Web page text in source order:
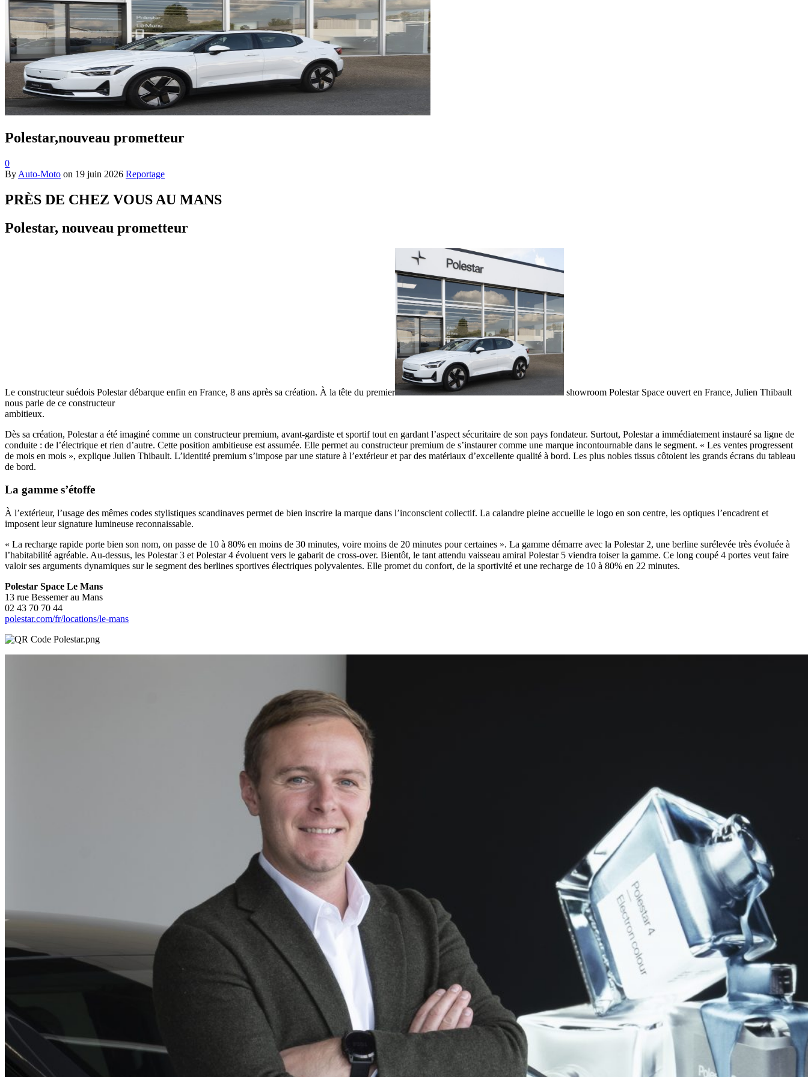
Polestar,nouveau prometteur
0
By Auto-Moto on 19 juin 2026 Reportage
PRÈS DE CHEZ VOUS AU MANS
Polestar, nouveau prometteur
Le constructeur suédois Polestar débarque enfin en France, 8 ans après sa création. À la tête du premier
showroom Polestar Space ouvert en France, Julien Thibault
nous parle de ce constructeur
ambitieux.
Dès sa création, Polestar a été imaginé comme un constructeur premium, avant-gardiste et sportif tout en gardant l’aspect sécuritaire de son pays fondateur. Surtout, Polestar a immédiatement instauré sa ligne de
conduite : de l’électrique et rien d’autre. Cette position ambitieuse est assumée. Elle permet au constructeur premium de s’instaurer comme une marque incontournable dans le segment. « Les ventes progressent
de mois en mois », explique Julien Thibault. L’identité premium s’impose par une stature à l’extérieur et par des matériaux d’excellente qualité à bord. Les plus nobles tissus côtoient les grands écrans du tableau
de bord.
La gamme s’étoffe
À l’extérieur, l’usage des mêmes codes stylistiques scandinaves permet de bien inscrire la marque dans l’inconscient collectif. La calandre pleine accueille le logo en son centre, les optiques l’encadrent et
imposent leur signature lumineuse reconnaissable.
« La recharge rapide porte bien son nom, on passe de 10 à 80% en moins de 30 minutes, voire moins de 20 minutes pour certaines ». La gamme démarre avec la Polestar 2, une berline surélevée très évoluée à
l’habitabilité agréable. Au-dessus, les Polestar 3 et Polestar 4 évoluent vers le gabarit de cross-over. Bientôt, le tant attendu vaisseau amiral Polestar 5 viendra toiser la gamme. Ce long coupé 4 portes veut faire
valoir ses arguments dynamiques sur le segment des berlines sportives électriques polyvalentes. Elle promet du confort, de la sportivité et une recharge de 10 à 80% en 22 minutes.
Polestar Space Le Mans
13 rue Bessemer au Mans
02 43 70 70 44
polestar.com/fr/locations/le-mans